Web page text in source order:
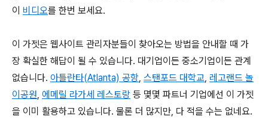
이 비디오를 한번 보세요.
이 가젯은 웹사이트 관리자분들이 찾아오는 방법을 안내할 때 가
장 확실한 해답이 될 수 있습니다. 대기업이든 중소기업이든 관계
없습니다. 아틀란타(Atlanta) 공항, 스탠포드 대학교, 레고랜드 놀
이공원, 에메릴 라가세 레스토랑 등 몇몇 파트너 기업에선 이 가젯
을 이미 활용하고 있습니다. 물론 더 많지만, 다 적을 수는 없네요.